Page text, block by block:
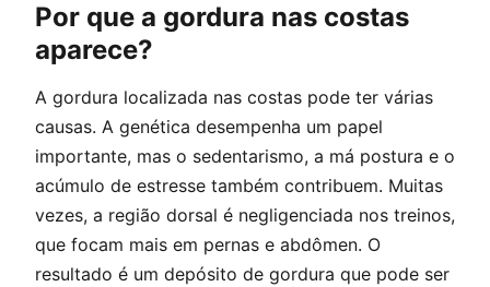
Por que a gordura nas costas
aparece?
A gordura localizada nas costas pode ter várias
causas. A genética desempenha um papel
importante, mas o sedentarismo, a má postura e o
acúmulo de estresse também contribuem. Muitas
vezes, a região dorsal é negligenciada nos treinos,
que focam mais em pernas e abdômen. O
resultado é um depósito de gordura que pode ser